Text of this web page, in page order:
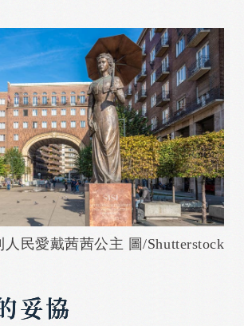
人民愛戴茜茜公主 圖/Shutterstock
妥協